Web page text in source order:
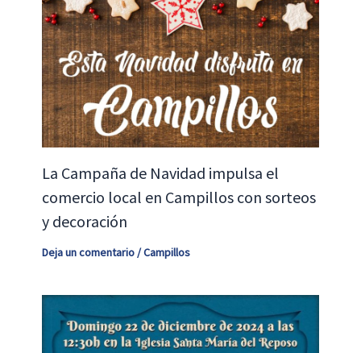
La Campaña de Navidad impulsa el
comercio local en Campillos con sorteos
y decoración
Deja un comentario/Campillos